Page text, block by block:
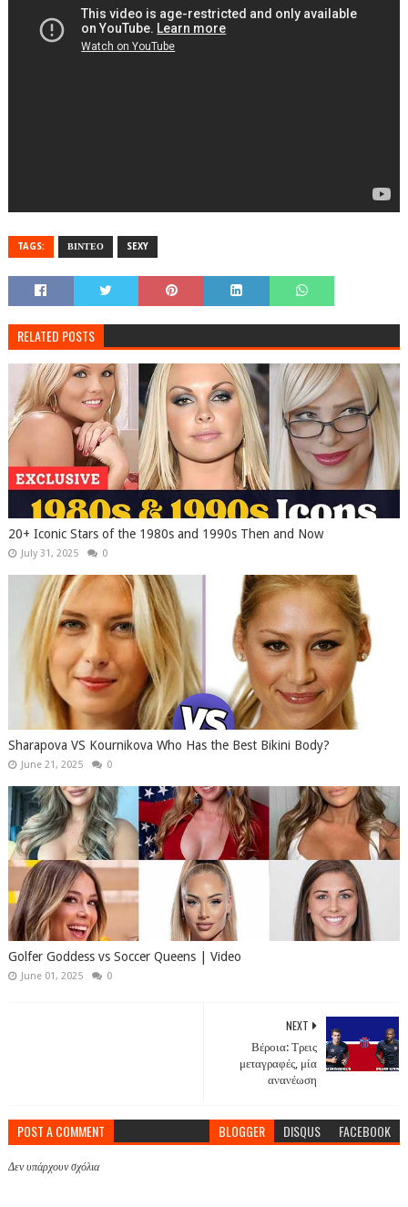
TAGS: ΒΙΝΤΕΟ SEXY
RELATED POSTS
20+ Iconic Stars of the 1980s and 1990s Then and Now
July 31, 2025 0
Sharapova VS Kournikova Who Has the Best Bikini Body?
June 21, 2025 0
Golfer Goddess vs Soccer Queens | Video
June 01, 2025 0
NEXT
Βέροια: Τρεις
μεταγραφές, μία
ανανέωση
POST A COMMENT BLOGGER DISQUS FACEBOOK
Δεν υπάρχουν σχόλια